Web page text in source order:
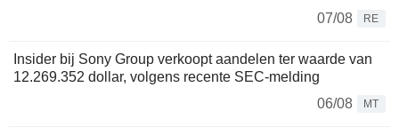
07/08
RE
Insider bij Sony Group verkoopt aandelen ter waarde van
12.269.352 dollar, volgens recente SEC-melding
06/08
MT